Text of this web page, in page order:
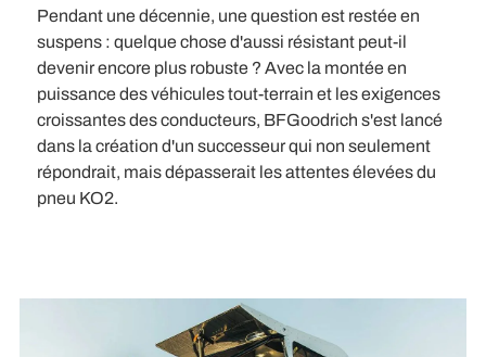
Pendant une décennie, une question est restée en
suspens : quelque chose d'aussi résistant peut-il
devenir encore plus robuste ? Avec la montée en
puissance des véhicules tout-terrain et les exigences
croissantes des conducteurs, BFGoodrich s'est lancé
dans la création d'un successeur qui non seulement
répondrait, mais dépasserait les attentes élevées du
pneu KO2.